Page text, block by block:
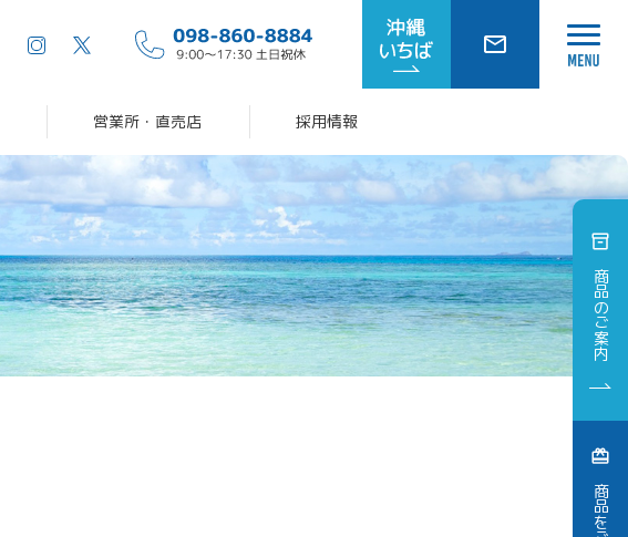
営業所・直売店 採用情報
商品のご案内